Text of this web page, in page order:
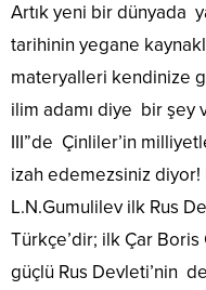
Artık yeni bir dünyada
tarihinin yegane
materyalleri kendinize
ilim adamı diye bir şey
III”de Çinliler’in
izah edemezsiniz
L.N.Gumulilev ilk Rus
Türkçe’dir; ilk Çar Boris
güçlü Rus Devleti’nin de